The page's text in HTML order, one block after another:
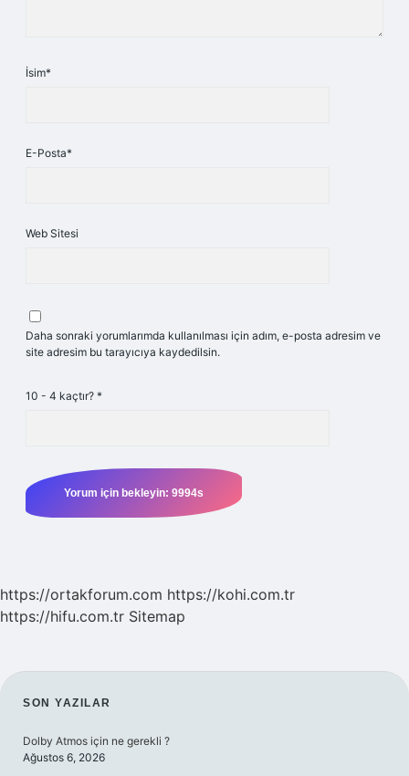
İsim*
E-Posta*
Web Sitesi
Daha sonraki yorumlarımda kullanılması için adım, e-posta adresim ve
site adresim bu tarayıcıya kaydedilsin.
10 - 4 kaçtır? *
https://ortakforum.com https://kohi.com.tr
https://hifu.com.tr Sitemap
SIDEBAR
SON YAZILAR
Dolby Atmos için ne gerekli ?
Ağustos 6, 2026